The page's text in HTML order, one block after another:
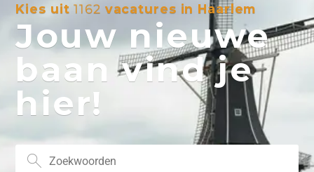
Kies uit1162 vacatures in Haarlem
Jouw nieuwe
baan vind je
hier!